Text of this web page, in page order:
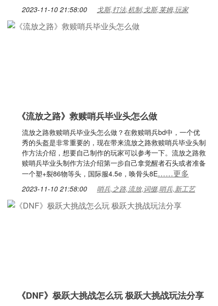
2023-11-10 21:58:00 戈斯,打法,机制,戈斯,莱姆,玩家
《流放之路》救赎哨兵毕业头怎么做
流放之路救赎哨兵毕业头怎么做？在救赎哨兵bd中，一个优
秀的头盔是非常重要的，现在带来流放之路救赎哨兵毕业头制
作方法介绍，想要自己制作的玩家可以参考一下。流放之路救
赎哨兵毕业头制作方法介绍第一步自己拿觉醒者石头或者准备
一个塑+裂86物等头，国际服4.5e，唤骨头8E……更多
2023-11-10 21:58:00 哨兵,之路,流放,词缀,哨兵,新工艺
《DNF》极跃大挑战怎么玩 极跃大挑战玩法分享